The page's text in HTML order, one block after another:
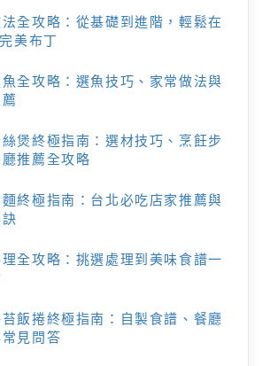
全攻略：從基礎到進階，輕鬆在
美布丁
全攻略：選魚技巧、家常做法與
煲終極指南：選材技巧、烹飪步
推薦全攻略
終極指南：台北必吃店家推薦與
全攻略：挑選處理到美味食譜一
飯捲終極指南：自製食譜、餐廳
見問答